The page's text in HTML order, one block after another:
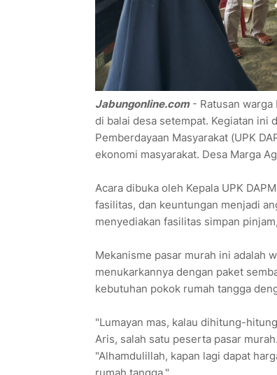
Jabungonline.com- Ratusan warga
di balai desa setempat. Kegiatan ini
Pemberdayaan Masyarakat (UPK
ekonomi masyarakat. Desa Marga
Acara dibuka oleh Kepala UPK
fasilitas, dan keuntungan menjadi
menyediakan fasilitas simpan
Mekanisme pasar murah ini adalah
menukarkannya dengan paket
kebutuhan pokok rumah tangga
"Lumayan mas, kalau dihitung-
Aris, salah satu peserta pasar
"Alhamdulillah, kapan lagi dapat